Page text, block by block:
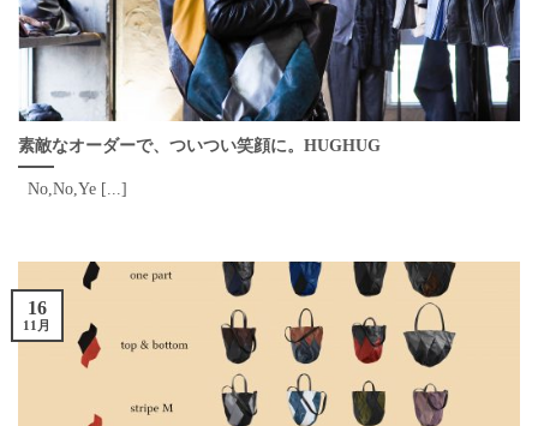
素敵なオーダーで、ついつい笑顔に。HUGHUG
No,No,Ye [...]
16
11月